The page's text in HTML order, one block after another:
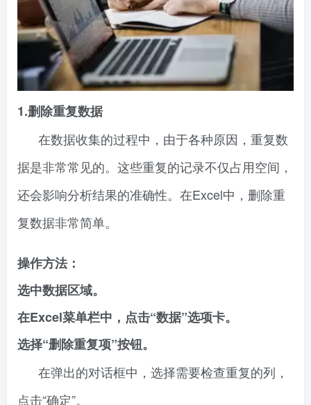
1.删除重复数据
在数据收集的过程中，由于各种原因，重复数
据是非常常见的。这些重复的记录不仅占用空间，
还会影响分析结果的准确性。在Excel中，删除重
复数据非常简单。
操作方法：
选中数据区域。
在Excel菜单栏中，点击“数据”选项卡。
选择“删除重复项”按钮。
在弹出的对话框中，选择需要检查重复的列，
点击“确定”。